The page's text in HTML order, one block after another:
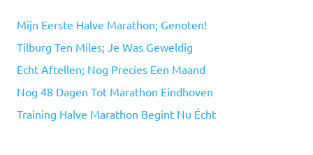
Mijn Eerste Halve Marathon; Genoten!
Tilburg Ten Miles; Je Was Geweldig
Echt Aftellen; Nog Precies Een Maand
Nog 48 Dagen Tot Marathon Eindhoven
Training Halve Marathon Begint Nu Écht